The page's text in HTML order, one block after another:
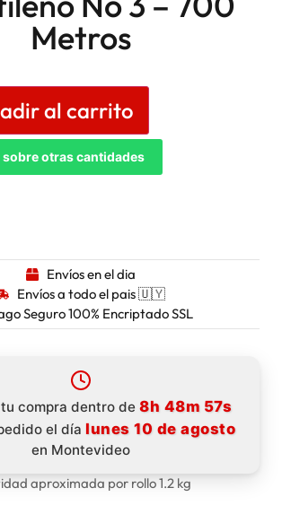
Metros
al carrito
otras cantidades
Envíos en el dia
Envíos a todo el pais 🇺🇾
Seguro 100% Encriptado SSL
compra dentro de 8h 48m 56s
el día lunes 10 de agosto
en Montevideo
aproximada por rollo 1.2 kg